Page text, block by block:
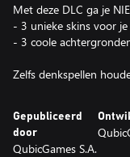
Met deze DLC ga je
- 3 unieke skins voor
- 3 coole
Gepubliceerd
door
QubicGames S.A.